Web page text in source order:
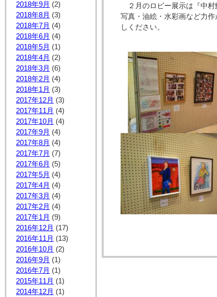
2018年9月 (2)
2018年8月 (3)
2018年7月 (4)
2018年6月 (4)
2018年5月 (1)
2018年4月 (2)
2018年3月 (6)
2018年2月 (4)
2018年1月 (3)
2017年12月 (3)
2017年11月 (4)
2017年10月 (4)
2017年9月 (4)
2017年8月 (4)
2017年7月 (7)
2017年6月 (5)
2017年5月 (4)
2017年4月 (4)
2017年3月 (4)
2017年2月 (4)
2017年1月 (9)
2016年12月 (17)
2016年11月 (13)
2016年10月 (2)
2016年9月 (1)
2016年7月 (1)
2015年11月 (1)
2014年12月 (1)
２月のロビー展示は『中
写真・油絵・水彩画など力
しください。